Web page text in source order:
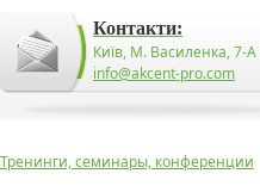
Контакти:
Київ, М. Василенка, 7-А
info@akcent-pro.com
Тренинги, семинары, конференции